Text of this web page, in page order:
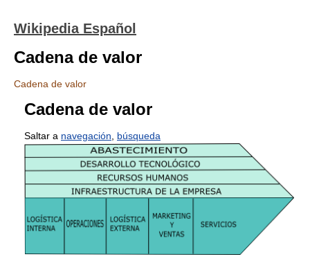
Wikipedia Español
Cadena de valor
Cadena de valor
Cadena de valor
Saltar a navegación búsqueda